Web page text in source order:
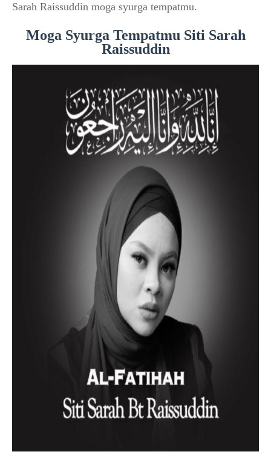
Sarah Raissuddin moga syurga tempatmu.
Moga Syurga Tempatmu Siti Sarah
Raissuddin